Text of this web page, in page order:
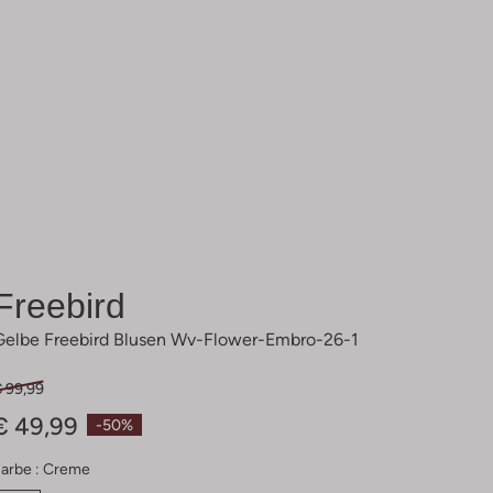
Freebird Blusen Wv-Flower-Embro-26-1
-50%
99,99
49,99
: Creme